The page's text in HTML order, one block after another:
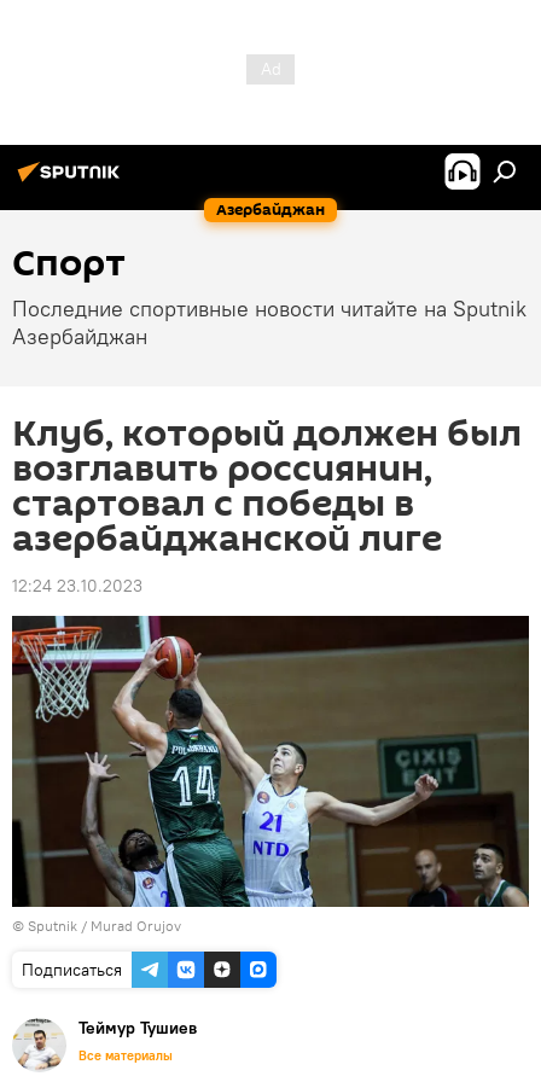
Азербайджан
Спорт
Последние спортивные новости читайте на Sputnik
Азербайджан
Клуб, который должен был
возглавить россиянин,
стартовал с победы в
азербайджанской лиге
12:24 23.10.2023
© Sputnik / Murad Orujov
Подписаться
Теймур Тушиев
Все материалы